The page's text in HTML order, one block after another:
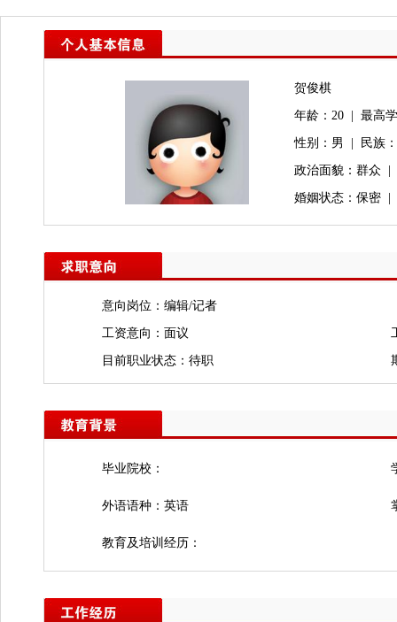
贺俊棋
年龄：20 | 最高
性别：男 | 民族
政治面貌：群众 |
婚姻状态：保密 |
意向岗位：编辑/记者
工资意向：面议
目前职业状态：待职
毕业院校：
外语语种：英语
教育及培训经历：